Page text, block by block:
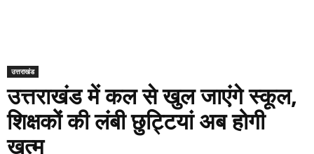
उत्तराखंड
उत्तराखंड में कल से खुल जाएंगे स्कूल,
शिक्षकों की लंबी छुट्टियां अब होगी
खत्म